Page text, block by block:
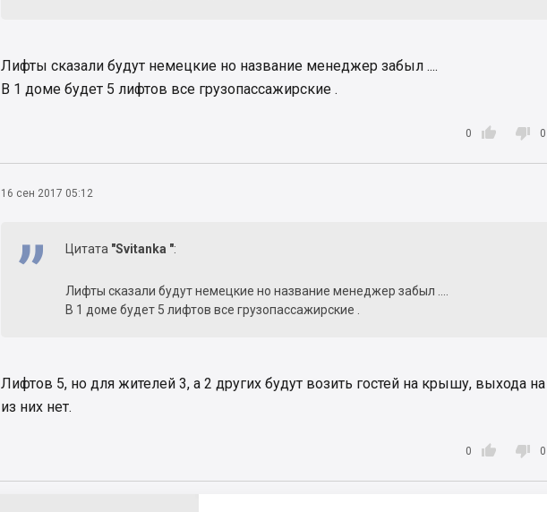
Лифты сказали будут немецкие но название менеджер забыл ....
В 1 доме будет 5 лифтов все грузопассажирские .

0  0
16 сен 2017 05:12
Цитата "Svitanka ":
Лифты сказали будут немецкие но название менеджер забыл ....
В 1 доме будет 5 лифтов все грузопассажирские .
Лифтов 5, но для жителей 3, а 2 других будут возить гостей на крышу, выхода
из них нет.

0  0